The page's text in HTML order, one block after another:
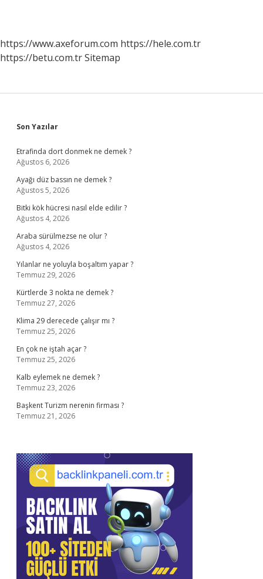
https://www.axeforum.com https://hele.com.tr
https://betu.com.trSitemap
Sidebar
Son Yazılar
Etrafinda dort donmek ne demek ?
Ağustos 6, 2026
Ayağı düz bassın ne demek ?
Ağustos 5, 2026
Bitki kök hücresi nasıl elde edilir ?
Ağustos 4, 2026
Araba sürülmezse ne olur ?
Ağustos 4, 2026
Yılanlar ne yoluyla boşaltım yapar ?
Temmuz 29, 2026
Kürtlerde 3 nokta ne demek ?
Temmuz 27, 2026
Klima 29 derecede çalışır mı ?
Temmuz 25, 2026
En çok ne iştah açar ?
Temmuz 25, 2026
Kalb eylemek ne demek ?
Temmuz 23, 2026
Başkent Turizm nerenin firması ?
Temmuz 21, 2026